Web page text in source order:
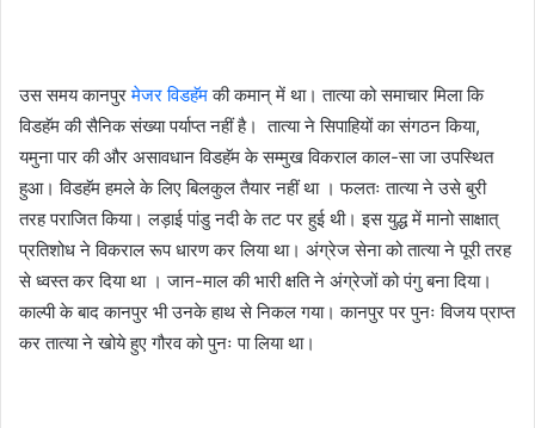
उस समय कानपुरमेजर विडहॅमकी कमान् में था। तात्या को समाचार मिला कि
विडहॅम की सैनिक संख्या पर्याप्त नहीं है। तात्या ने सिपाहियों का संगठन किया,
यमुना पार की और असावधान विडहॅम के सम्मुख विकराल काल-सा जा उपस्थित
हुआ। विडहॅम हमले के लिए बिलकुल तैयार नहीं था । फलतः तात्या ने उसे बुरी
तरह पराजित किया। लड़ाई पांडु नदी के तट पर हुई थी। इस युद्ध में मानो साक्षात्
प्रतिशोध ने विकराल रूप धारण कर लिया था। अंग्रेज सेना को तात्या ने पूरी तरह
से ध्वस्त कर दिया था । जान-माल की भारी क्षति ने अंग्रेजों को पंगु बना दिया।
काल्पी के बाद कानपुर भी उनके हाथ से निकल गया। कानपुर पर पुनः विजय प्राप्त
कर तात्या ने खोये हुए गौरव को पुनः पा लिया था।